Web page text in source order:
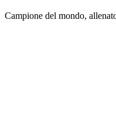
Campione del mondo,